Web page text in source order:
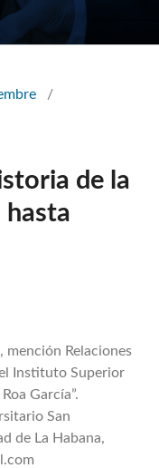
/
de la
hasta
mención Relaciones
Instituto Superior
García”.
San
de La Habana,